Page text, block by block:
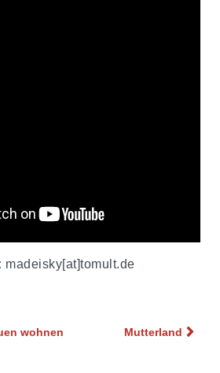
madeisky[at]tomult.de
wohnen Mutterland